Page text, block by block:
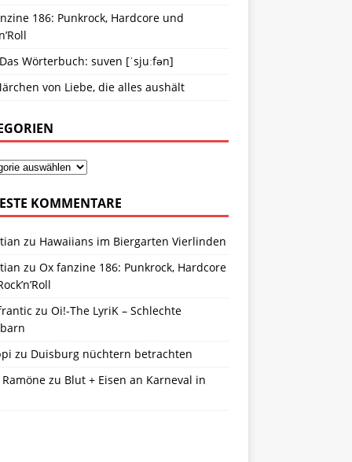
186: Punkrock, Hardcore und
Wörterbuch: suven [ˈsjuːfən]
von Liebe, die alles aushält
KOMMENTARE
zu Hawaiians im Biergarten Vierlinden
zu Ox fanzine 186: Punkrock, Hardcore
zu Oi!-The LyriK – Schlechte
zu Duisburg nüchtern betrachten
zu Blut + Eisen an Karneval in